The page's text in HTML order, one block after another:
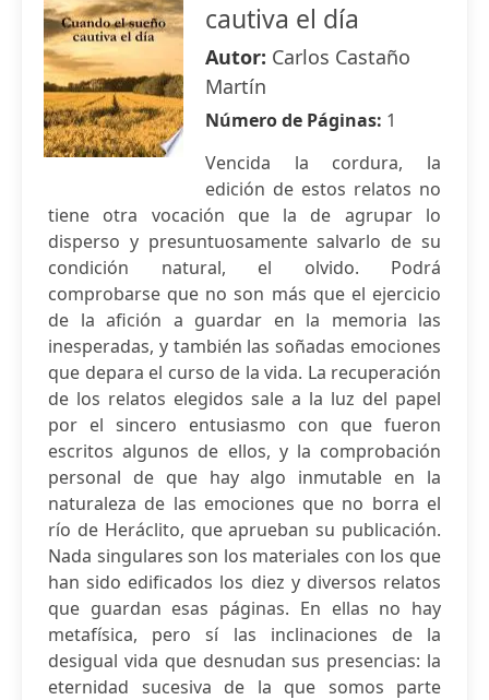
cautiva el día
Autor: Carlos Castaño
Martín
Número de Páginas: 1
Vencida la cordura, la
edición de estos relatos no
tiene otra vocación que la de agrupar lo
disperso y presuntuosamente salvarlo de su
condición natural, el olvido. Podrá
comprobarse que no son más que el ejercicio
de la afición a guardar en la memoria las
inesperadas, y también las soñadas emociones
que depara el curso de la vida. La recuperación
de los relatos elegidos sale a la luz del papel
por el sincero entusiasmo con que fueron
escritos algunos de ellos, y la comprobación
personal de que hay algo inmutable en la
naturaleza de las emociones que no borra el
río de Heráclito, que aprueban su publicación.
Nada singulares son los materiales con los que
han sido edificados los diez y diversos relatos
que guardan esas páginas. En ellas no hay
metafísica, pero sí las inclinaciones de la
desigual vida que desnudan sus presencias: la
eternidad sucesiva de la que somos parte